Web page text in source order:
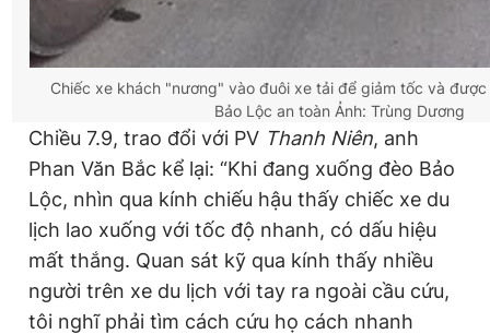
Chiếc xe khách "nương" vào đuôi xe tải để giảm tốc và
Bảo Lộc an toàn Ảnh: Trùng Dương
Chiều 7.9, trao đổi với PV Thanh Niên, anh
Phan Văn Bắc kể lại: “Khi đang xuống đèo Bảo
Lộc, nhìn qua kính chiếu hậu thấy chiếc xe du
lịch lao xuống với tốc độ nhanh, có dấu hiệu
mất thắng. Quan sát kỹ qua kính thấy nhiều
người trên xe du lịch với tay ra ngoài cầu cứu,
tôi nghĩ phải tìm cách cứu họ cách nhanh